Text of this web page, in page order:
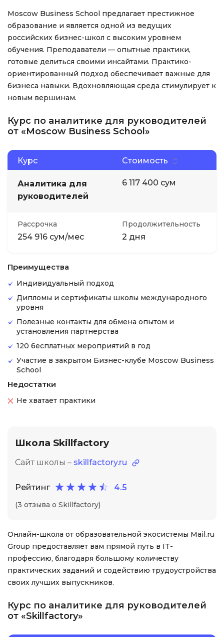
Moscow Business School предлагает престижное
образование и является одной из ведущих
российских бизнес-школ с высоким уровнем
обучения. Преподаватели — опытные практики,
готовые делиться своими инсайтами. Практико-
ориентированный подход обеспечивает важные для
бизнеса навыки. Вдохновляющая среда стимулирует к
новым вершинам.
Курс по аналитике для руководителей
от «Moscow Business School»
Курс Стоимость
Аналитика для
руководителей
6 117 400 сум
Рассрочка
254 916 сум/мес
Продолжительность
2 дня
Преимущества
Индивидуальный подход
Дипломы и сертификаты школы международного
уровня
Полезные контакты для обмена опытом и
установления партнерства
120 бесплатных мероприятий в год
Участие в закрытом Бизнес-клубе Moscow Business
School
Недостатки
Не хватает практики
Школа Skillfactory
Сайт школы – skillfactory.ru
Рейтинг 4.5
(3 отзыва о Skillfactory)
Онлайн-школа от образовательной экосистемы Mail.ru
Group предоставляет вам прямой путь в IT-
профессию, благодаря большому количеству
практических заданий и содействию трудоустройства
своих лучших выпускников.
Курс по аналитике для руководителей
от «Skillfactory»